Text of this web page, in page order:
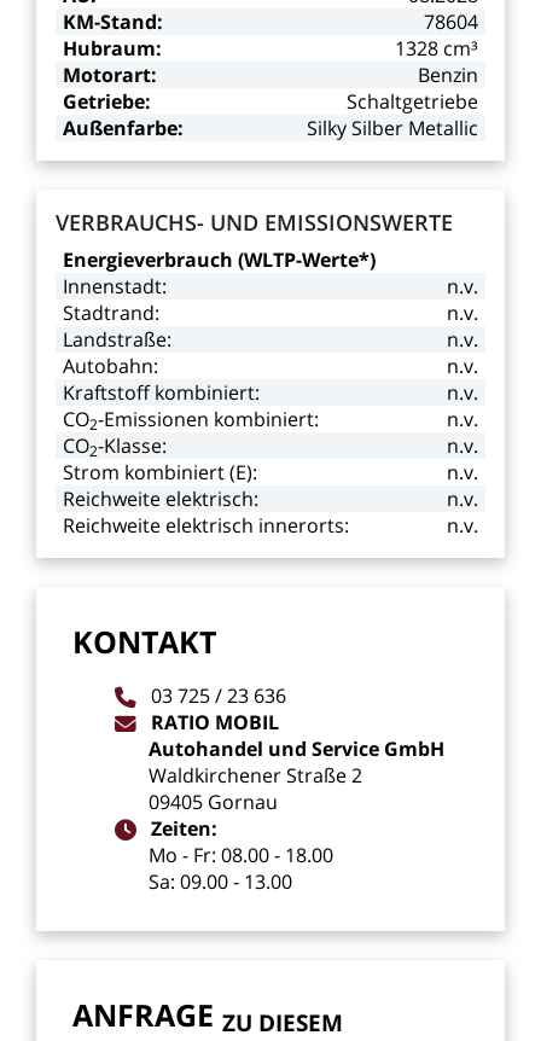
KM-Stand:
78604
Hubraum:
1328 cm³
Motorart:
Benzin
Getriebe:
Schaltgetriebe
Außenfarbe:
SilkySilber Metallic
VERBRAUCHS- UND EMISSIONSWERTE
Energieverbrauch (WLTP-Werte*)
Innenstadt:
n.v.
Stadtrand:
n.v.
Landstraße:
n.v.
Autobahn:
n.v.
Kraftstoff kombiniert:
n.v.
CO2-Emissionen kombiniert:
n.v.
CO2-Klasse:
n.v.
Strom kombiniert(E):
n.v.
Reichweite elektrisch:
n.v.
Reichweite elektrisch innerorts: n.v.
KONTAKT
03725/23 636
RATIO MOBIL
Autohandel und Service GmbH
WaldkirchenerStraße2
09405 Gornau
Zeiten:
Mo - Fr: 08.00- 18.00
Sa: 09.00- 13.00
ANFRAGE ZU DIESEM